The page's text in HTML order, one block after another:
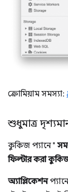
ক্রোমিয়াম সমস্যা:
শুধুমাত্র
কুকিজ প্যানে "
ফিল্টার করা
অ্যাপ্লিকেশন